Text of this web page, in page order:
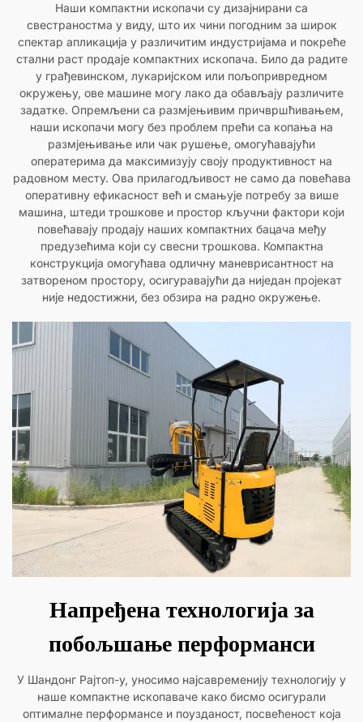
Наши компактни ископачи су дизајнирани са
свестраностма у виду, што их чини погодним за широк
спектар апликација у различитим индустријама и покреће
стални раст продаје компактних ископача. Било да радите
у грађевинском, лукаријском или пољопривредном
окружењу, ове машине могу лако да обављају различите
задатке. Опремљени са размјењивим причвршћивањем,
наши ископачи могу без проблем прећи са копања на
размјењивање или чак рушење, омогућавајући
оператерима да максимизују своју продуктивност на
радовном месту. Ова прилагодљивост не само да повећава
оперативну ефикасност већ и смањује потребу за више
машина, штеди трошкове и простор кључни фактори који
повећавају продају наших компактних бацача међу
предузећима који су свесни трошкова. Компактна
конструкција омогућава одличну маневрисантност на
затвореном простору, осигуравајући да ниједан пројекат
није недостижни, без обзира на радно окружење.
Напређена технологија за
побољшање перформанси
У Шандонг Рајтоп-у, уносимо најсавременију технологију у
наше компактне ископаваче како бисмо осигурали
оптималне перформансе и поузданост, посвећеност која